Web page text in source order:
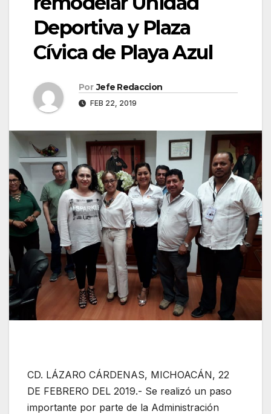
Deportiva y Plaza
Cívica de Playa Azul
Por Jefe Redaccion
FEB 22, 2019
CD. LÁZARO CÁRDENAS, MICHOACÁN, 22
DE FEBRERO DEL 2019.- Se realizó un paso
importante por parte de la Administración